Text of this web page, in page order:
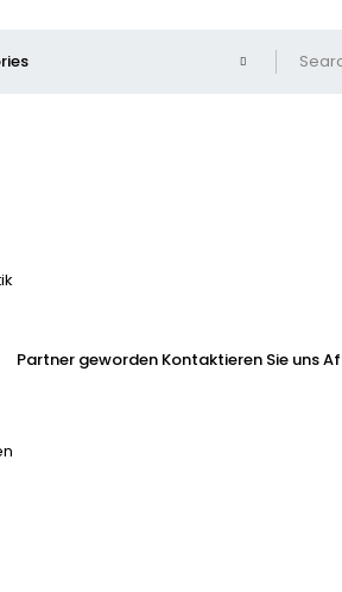
Partner geworden Kontaktieren Sie uns